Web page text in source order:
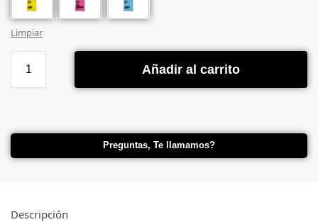
Limpiar
Añadir al carrito
Preguntas, Te llamamos?
Descripción